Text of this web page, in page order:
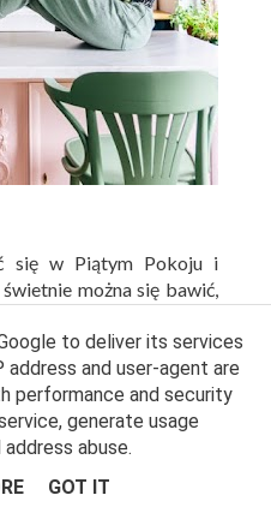
się w Piątym Pokoju i
można się bawić,
i... nieco
kawę. Nie zwracam
a w Piątym Pokoju
to deliver its services
and user-agent are
performance and security
generate usage
abuse.
GOT IT